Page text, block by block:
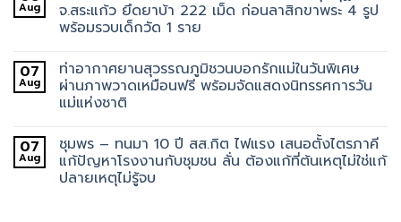
Aug จ.สระแก้ว ยึดยาบ้า 222 เม็ด ก่อนลาสิกขาพระ 4 รูป
พร้อมรวบเด็กวัด 1 ราย
07
Aug
ท่าอากาศยานสุวรรณภูมิชวนบอกรักแม่ในวันพิเศษ
ผ่านภาพวาดเหมือนฟรี พร้อมจัดแสดงนิทรรศการวัน
แม่แห่งชาติ
07
Aug
ชุมพร – ทนมา 10 ปี สส.กิต ไฟแรง เสนอตั้งไตรภาคี
แก้ปัญหาโรงงานกับชุมชน ลั่น ต้องแก้ที่ต้นเหตุไม่ใช่แก้
ปลายเหตุไม่รู้จบ